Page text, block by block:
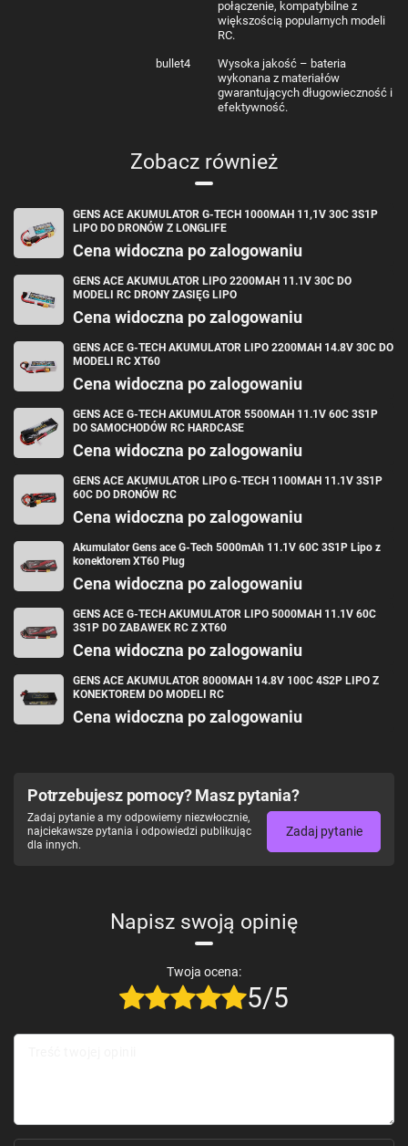
połączenie, kompatybilne z
większością popularnych modeli
RC.
bullet4
Wysoka jakość – bateria
wykonana z materiałów
gwarantujących długowieczność i
efektywność.
Zobacz również
GENS ACE AKUMULATOR G-TECH 1000MAH 11,1V 30C 3S1P
LIPO DO DRONÓW Z LONGLIFE
Cena widoczna po zalogowaniu
GENS ACE AKUMULATOR LIPO 2200MAH 11.1V 30C DO
MODELI RC DRONY ZASIĘG LIPO
Cena widoczna po zalogowaniu
GENS ACE G-TECH AKUMULATOR LIPO 2200MAH 14.8V 30C DO
MODELI RC XT60
Cena widoczna po zalogowaniu
GENS ACE G-TECH AKUMULATOR 5500MAH 11.1V 60C 3S1P
DO SAMOCHODÓW RC HARDCASE
Cena widoczna po zalogowaniu
GENS ACE AKUMULATOR LIPO G-TECH 1100MAH 11.1V 3S1P
60C DO DRONÓW RC
Cena widoczna po zalogowaniu
Akumulator Gens ace G-Tech 5000mAh 11.1V 60C 3S1P Lipo z
konektorem XT60 Plug
Cena widoczna po zalogowaniu
GENS ACE G-TECH AKUMULATOR LIPO 5000MAH 11.1V 60C
3S1P DO ZABAWEK RC Z XT60
Cena widoczna po zalogowaniu
GENS ACE AKUMULATOR 8000MAH 14.8V 100C 4S2P LIPO Z
KONEKTOREM DO MODELI RC
Cena widoczna po zalogowaniu
Potrzebujesz pomocy? Masz pytania?
Zadaj pytanie a my odpowiemy niezwłocznie,
najciekawsze pytania i odpowiedzi publikując
dla innych.
Zadaj pytanie
Napisz swoją opinię
Twoja ocena:
5/5